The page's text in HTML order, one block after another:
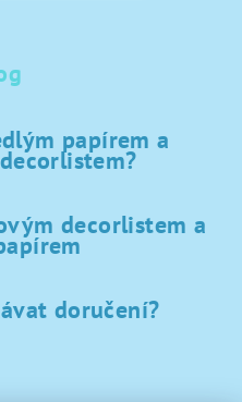
papírem a
decorlistem a
doručení?